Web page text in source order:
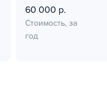
60 000 р.
Стоимость, за
год